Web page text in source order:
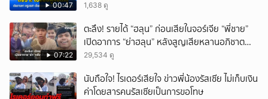
00:47 1,638 ดู
07:22
ตะลึง! รายได้ “ฮลุน” ก่อนเสียในจอร์เจีย “พี่ชาย”
เปิดอาการ “ย่าฮลุน” หลังสูญเสียหลานอภิชาต
บุตร!
29,534 ดู
นับถือใจ! ไรเดอร์เสียใจ ข่าวพี่น้องรัสเซีย ไม่เก็บเงิน
ค่าโดยสารคนรัสเซียเป็นการขอโทษ